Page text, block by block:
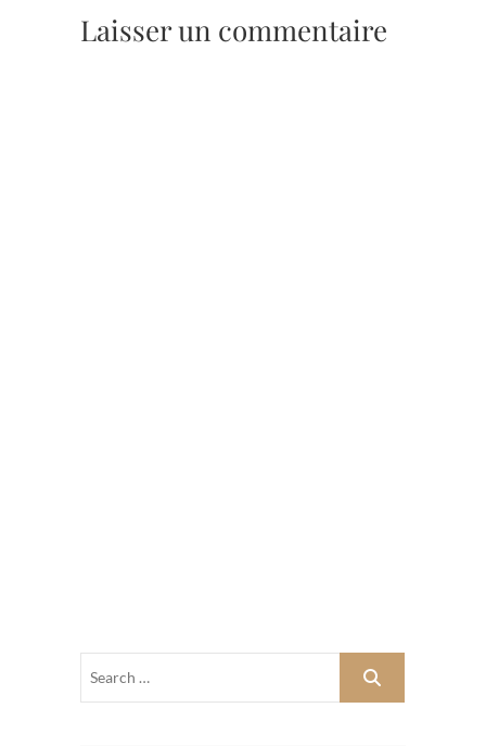
Laisser un commentaire